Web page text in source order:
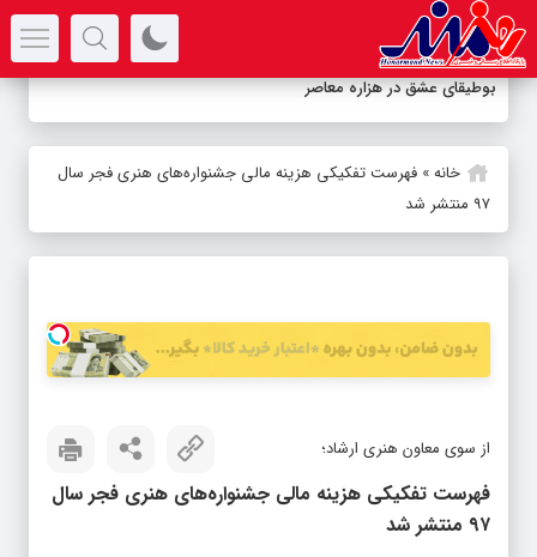
بوطیقای عشق در هزاره معاصر
خانه» فهرست تفکیکی هزینه مالی جشنواره‌های هنری فجر سال
۹۷ منتشر شد
از سوی معاون هنری ارشاد؛
فهرست تفکیکی هزینه مالی جشنواره‌های هنری فجر سال
۹۷ منتشر شد